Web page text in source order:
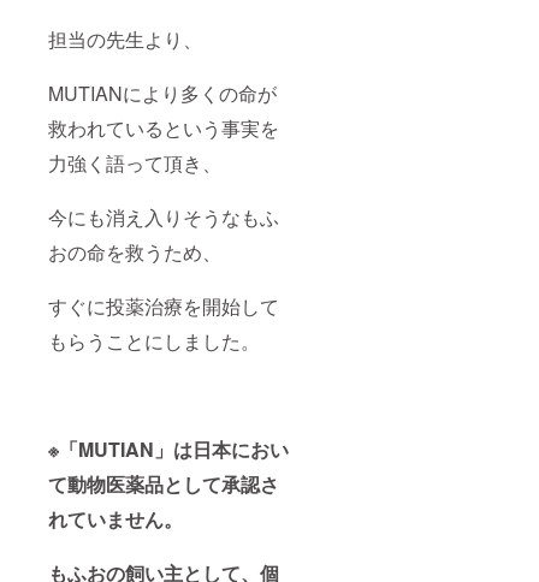
担当の先生より、
MUTIANにより多くの命が
救われているという事実を
力強く語って頂き、
今にも消え入りそうなもふ
おの命を救うため、
すぐに投薬治療を開始して
もらうことにしました。
※「MUTIAN」は日本におい
て動物医薬品として承認さ
れていません。
もふおの飼い主として、個